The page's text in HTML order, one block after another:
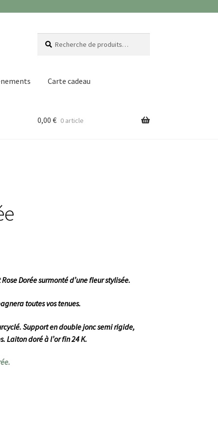
pour :
Carte cadeau
0,00 € 0 article
Dorée surmonté d’une fleur stylisée.
toutes vos tenues.
Support en double jonc semi rigide,
Laiton doré à l’or fin 24 K.